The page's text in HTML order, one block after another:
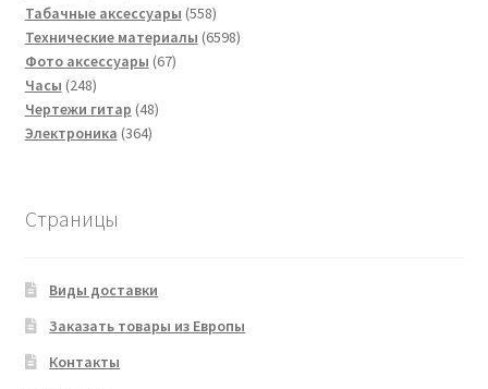
товара
Табачные аксессуары 558558
товаров
Технические материалы 65986598
Фото аксессуары 6767
Часы 248248
товаров
Чертежи гитар 4848
Электроника 364364
Страницы
Виды доставки
Заказать товары из Европы
Контакты